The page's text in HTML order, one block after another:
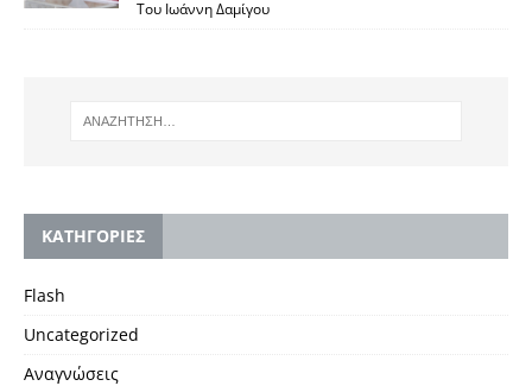
Toυ Ιωάννη Δαμίγου
KΑΤΗΓΟΡΙΕΣ
Flash
Uncategorized
Αναγνώσεις